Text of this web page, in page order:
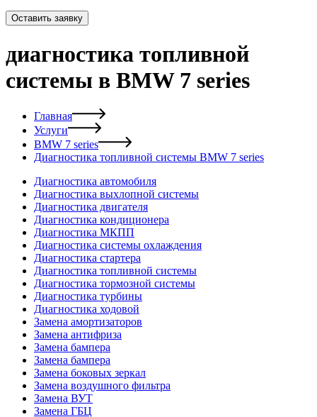
Оставить заявку
диагностика топливной
системы в BMW 7 series
Главная
Услуги
BMW 7 series
Диагностика топливной системы BMW 7 series
Диагностика автомобиля
Диагностика выхлопной системы
Диагностика двигателя
Диагностика кондиционера
Диагностика МКПП
Диагностика системы охлаждения
Диагностика стартера
Диагностика топливной системы
Диагностика тормозной системы
Диагностика турбины
Диагностика ходовой
Замена амортизаторов
Замена антифриза
Замена бампера
Замена бампера
Замена боковых зеркал
Замена воздушного фильтра
Замена ВУТ
Замена ГБЦ